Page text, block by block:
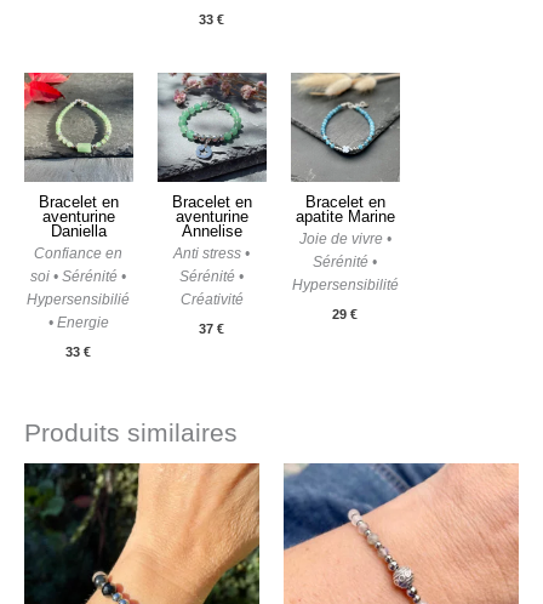
33€
Bracelet en
aventurine
Daniella
Confiance en
soi • Sérénité •
Hypersensibilié
• Energie
33€
Bracelet en
aventurine
Annelise
Anti stress •
Sérénité •
Créativité
37€
Bracelet en
apatite Marine
Joie de vivre •
Sérénité •
Hypersensibilité
29€
Produits similaires